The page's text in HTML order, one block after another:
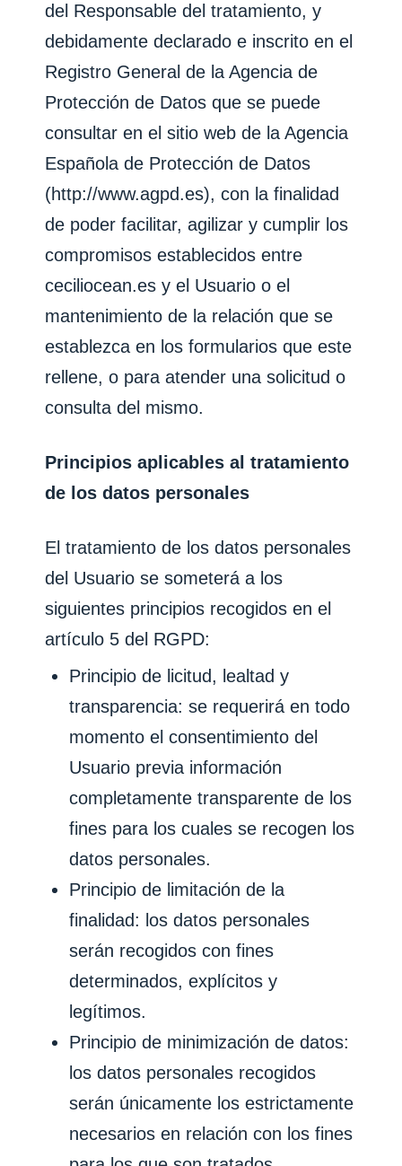
del Responsable del tratamiento, y
debidamente declarado e inscrito en el
Registro General de la Agencia de
Protección de Datos que se puede
consultar en el sitio web de la Agencia
Española de Protección de Datos
(http://www.agpd.es), con la finalidad
de poder facilitar, agilizar y cumplir los
compromisos establecidos entre
ceciliocean.es y el Usuario o el
mantenimiento de la relación que se
establezca en los formularios que este
rellene, o para atender una solicitud o
consulta del mismo.
Principios aplicables al tratamiento
de los datos personales
El tratamiento de los datos personales
del Usuario se someterá a los
siguientes principios recogidos en el
artículo 5 del RGPD:
Principio de licitud, lealtad y
transparencia: se requerirá en todo
momento el consentimiento del
Usuario previa información
completamente transparente de los
fines para los cuales se recogen los
datos personales.
Principio de limitación de la
finalidad: los datos personales
serán recogidos con fines
determinados, explícitos y
legítimos.
Principio de minimización de datos:
los datos personales recogidos
serán únicamente los estrictamente
necesarios en relación con los fines